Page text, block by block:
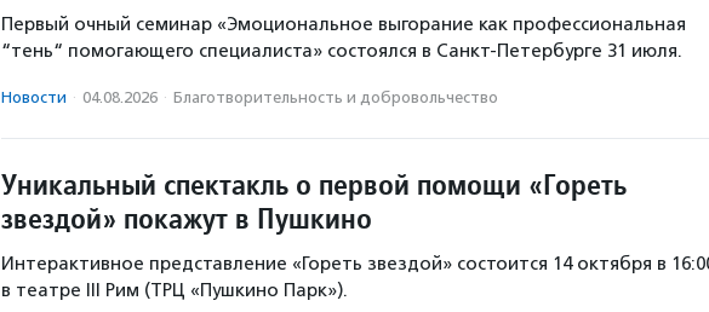
Первый очный семинар «Эмоциональное выгорание как профессиональная
“тень“ помогающего специалиста» состоялся в Санкт-Петербурге 31 июля.
Новости · 04.08.2026 · Благотвори­тель­ность и доброволь­чест­во
Уникальный спектакль о первой помощи «Гореть
звездой» покажут в Пушкино
Интерактивное представление «Гореть звездой» состоится 14 октября в
в театре III Рим (ТРЦ «Пушкино Парк»).